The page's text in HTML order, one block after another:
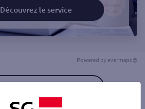
Découvrez le service
Powered by evermaps ©